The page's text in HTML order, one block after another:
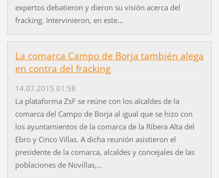
expertos debatieron y dieron su visión acerca del
fracking. Intervinieron, en este...
La comarca Campo de Borja también alega
en contra del fracking
14.07.2015 01:58
La plataforma ZsF se reúne con los alcaldes de la
comarca del Campo de Borja al igual que se hizo con
los ayuntamientos de la comarca de la Ribera Alta del
Ebro y Cinco Villas. A dicha reunión asistieron el
presidente de la comarca, alcaldes y concejales de las
poblaciones de Novillas,...